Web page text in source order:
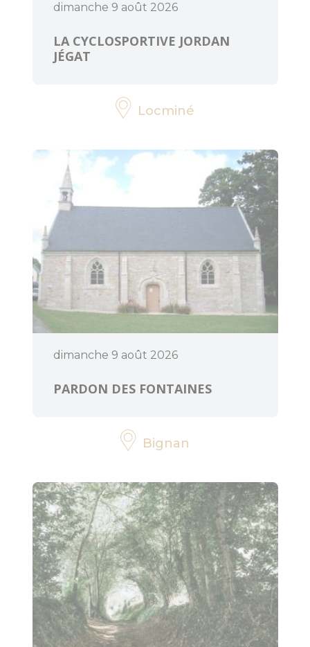
Agenda
dimanche 9 août 2026
LA CYCLOSPORTIVE JORDAN
JÉGAT
Locminé
dimanche 9 août 2026
PARDON DES FONTAINES
Bignan